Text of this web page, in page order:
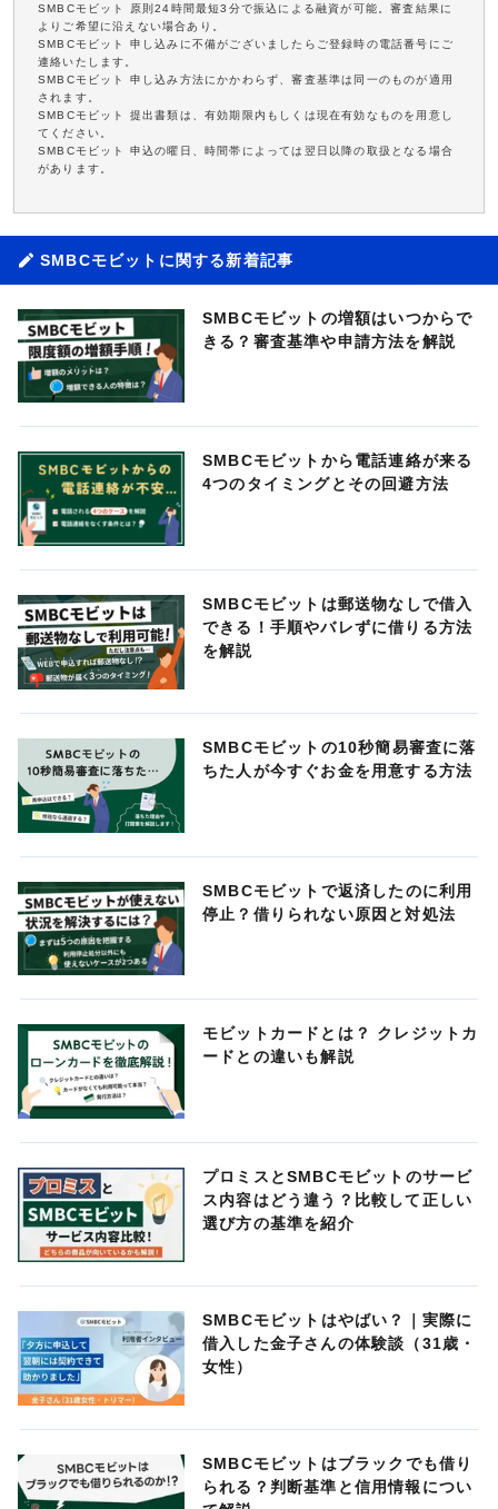
SMBCモビット 原則24時間最短3分で振込による融資が可能。審査結果に
よりご希望に沿えない場合あり。
SMBCモビット 申し込みに不備がございましたらご登録時の電話番号にご
連絡いたします。
SMBCモビット 申し込み方法にかかわらず、審査基準は同一のものが適用
されます。
SMBCモビット 提出書類は、有効期限内もしくは現在有効なものを用意し
てください。
SMBCモビット 申込の曜日、時間帯によっては翌日以降の取扱となる場合
があります。
SMBCモビットに関する新着記事
SMBCモビットの増額はいつからで
きる？審査基準や申請方法を解説
SMBCモビットから電話連絡が来る
4つのタイミングとその回避方法
SMBCモビットは郵送物なしで借入
できる！手順やバレずに借りる方法
を解説
SMBCモビットの10秒簡易審査に落
ちた人が今すぐお金を用意する方法
SMBCモビットで返済したのに利用
停止？借りられない原因と対処法
モビットカードとは？ クレジットカ
ードとの違いも解説
プロミスとSMBCモビットのサービ
ス内容はどう違う？比較して正しい
選び方の基準を紹介
SMBCモビットはやばい？｜実際に
借入した金子さんの体験談（31歳・
女性）
SMBCモビットはブラックでも借り
られる？判断基準と信用情報につい